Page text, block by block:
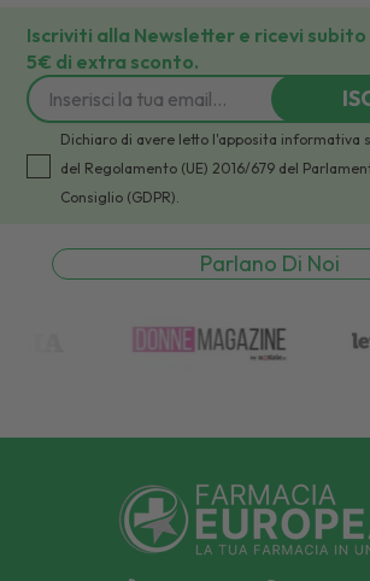
Iscriviti alla Newsletter e ricevi subito
5€ di extra sconto.
Dichiaro di avere letto l'apposita informativa
del Regolamento (UE) 2016/679 del
Consiglio (GDPR).
Parlano Di Noi